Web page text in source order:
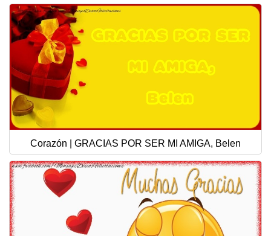
Corazón | GRACIAS POR SER MI AMIGA, Belen